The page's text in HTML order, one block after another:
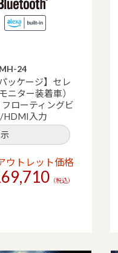
24
ッケージ】セレ
ニター装着車）
ローティングビ
HDMI入力
ウトレット価格
（税込）